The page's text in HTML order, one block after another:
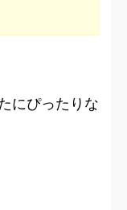
にぴったりな